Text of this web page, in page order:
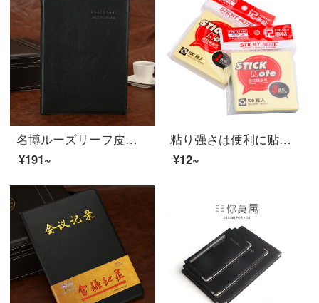
名博ルーズリーフ皮革本ビジネスルーズリーフノート文房具業務メモ帳事務用品12916 B 5 9穴（26*18 cm）
¥191~
粘り强さは便利に贴ります/便笺/便笺の本/易事はオフィスの文具T-1002黄色の3*2を贴ります。
¥12~